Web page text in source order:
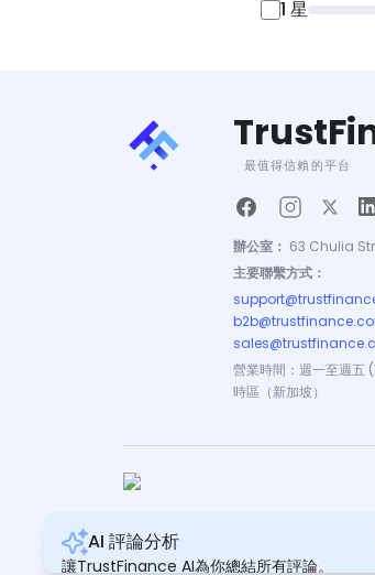
1 星
AI 評論分析
讓TrustFinance AI為你總結所有評論。
最值得信賴的平台
辦公室： 63 Chulia
主要聯繫方式：
營業時間：週一至週五
時區（新加坡）
版權所有 © TrustFinance 2026 | V.2.0